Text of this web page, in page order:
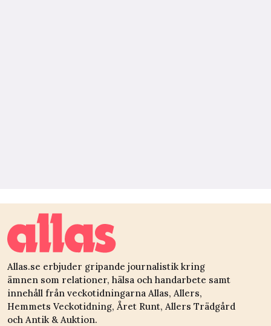
Allas.se erbjuder gripande journalistik kring
ämnen som relationer, hälsa och handarbete samt
innehåll från veckotidningarna Allas, Allers,
Hemmets Veckotidning, Året Runt, Allers Trädgård
och Antik & Auktion.